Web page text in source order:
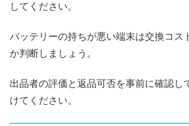
してください。
バッテリーの持ちが悪い端末は交換コス
か判断しましょう。
出品者の評価と返品可否を事前に確認し
けてください。